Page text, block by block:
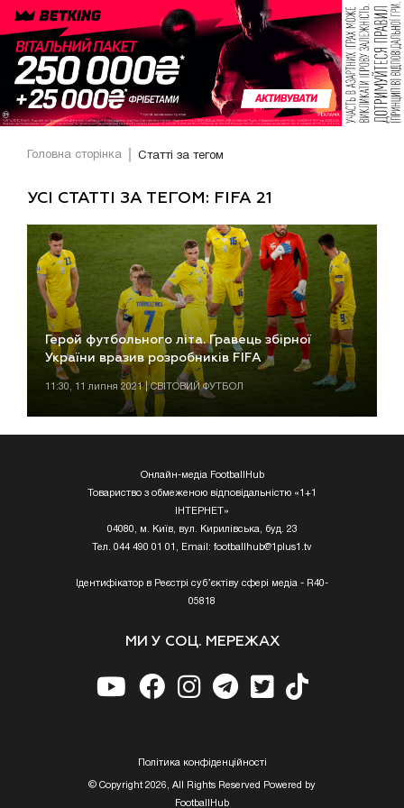
Головна сторінка Статті за тегом
УСІ СТАТТІ ЗА ТЕГОМ: FIFA 21
Герой футбольного літа. Гравець збірної
України вразив розробників FIFA
11:30, 11 липня 2021 | СВІТОВИЙ ФУТБОЛ
Онлайн-медіа FootballHub
Товариство з обмеженою відповідальністю «1+1
ІНТЕРНЕТ»
04080, м. Київ, вул. Кирилівська, буд. 23
Тел. 044 490 01 01, Email: footballhub@1plus1.tv
Ідентифікатор в Реєстрі суб’єктіву сфері медіа - R40-
05818
МИ У СОЦ. МЕРЕЖАХ
Полiтика конфiденцiйностi
© Copyright 2026, All Rights Reserved Powered by
FootballHub